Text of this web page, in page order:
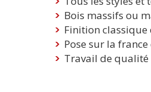
Bois massifs ou
Finition classique
Pose sur la
Travail de qualité